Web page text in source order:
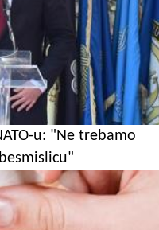
u: "Ne trebamo